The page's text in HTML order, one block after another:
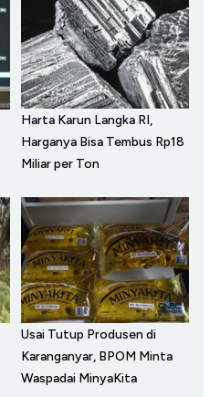
Harta Karun Langka RI,
Harganya Bisa Tembus Rp18
Miliar per Ton
Usai Tutup Produsen di
Karanganyar, BPOM Minta
Waspadai MinyaKita